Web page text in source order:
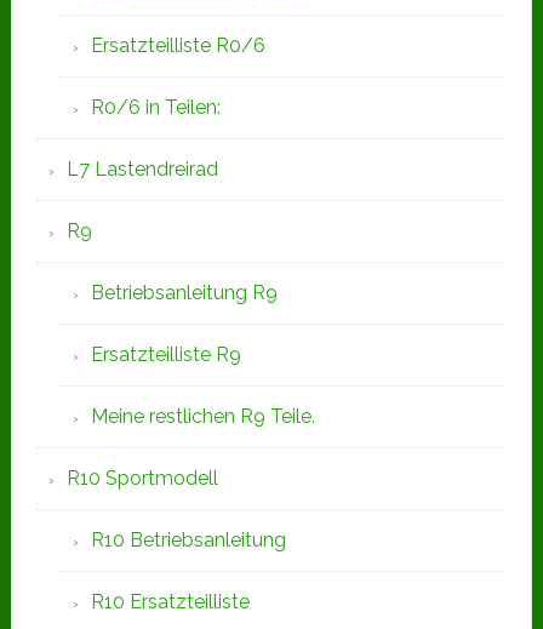
Ersatzteilliste R0/6
R0/6 in Teilen:
L7 Lastendreirad
R9
Betriebsanleitung R9
Ersatzteilliste R9
Meine restlichen R9 Teile.
R10 Sportmodell
R10 Betriebsanleitung
R10 Ersatzteilliste